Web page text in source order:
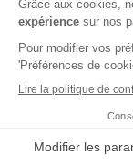
Conseil en
Conseil en
Nos articles les
Avantages et
L’IA comme